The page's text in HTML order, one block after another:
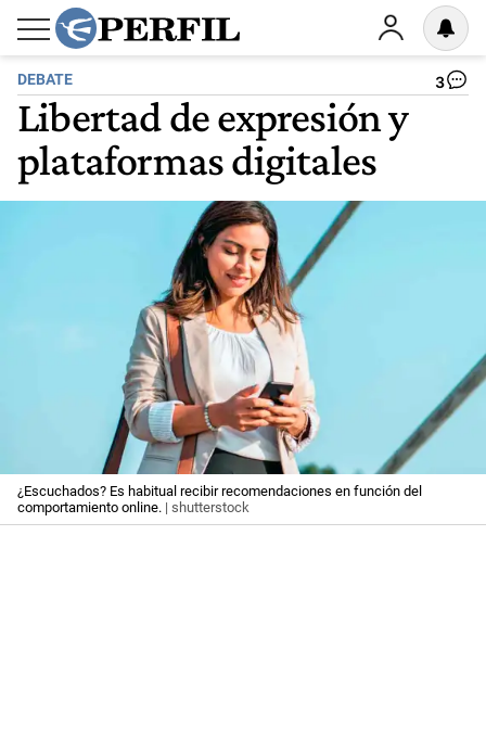
DEBATE 3
Libertad de expresión y
plataformas digitales
¿Escuchados? Es habitual recibir recomendaciones en función del
comportamiento online. | shutterstock